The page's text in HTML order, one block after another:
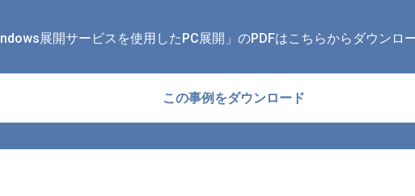
展開サービスを使用したPC展開」のPDFはこちらからダウンロ
この事例をダウンロード